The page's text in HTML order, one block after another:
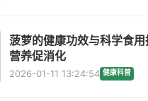
菠萝的健康功效与科学食
营养促消化
2026-01-11 13:24:54 健康科普